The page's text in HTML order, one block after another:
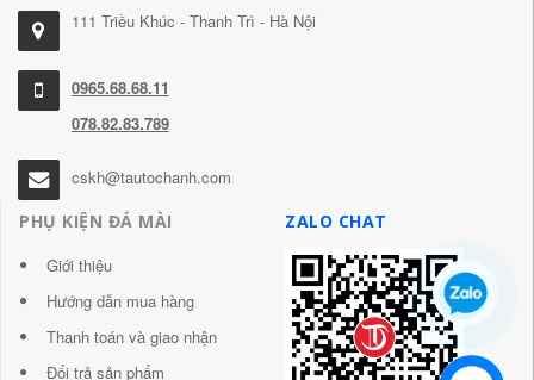
111 Triều Khúc - Thanh Trì - Hà Nội
0965.68.68.11
078.82.83.789
cskh@tautochanh.com
PHỤ KIỆN ĐÁ MÀI
Giới thiệu
Hướng dẫn mua hàng
Thanh toán và giao nhận
Đổi trả sản phẩm
ZALO CHAT